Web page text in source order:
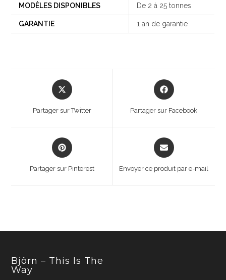
MODÈLES DISPONIBLES De 2 à 25 tonnes
GARANTIE 1 an de garantie
Opens
in
new
Partager sur Twitter
Opens
in
Partager sur Facebook
Opens
in
Partager sur Pinterest
Opens
in
new
Envoyer ce produit par e-mail
Björn – This Is The
Way